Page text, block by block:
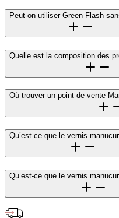
Peut-on utiliser Green Flash
Quelle est la composition des
Où trouver un point de vente
Qu’est-ce que le vernis
Qu’est-ce que le vernis